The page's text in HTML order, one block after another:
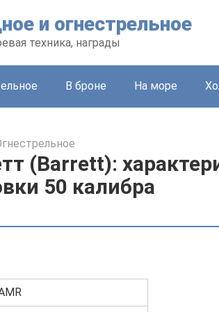
и огнестрельное
техника, награды
В броне На море
(Barrett):
50 калибра